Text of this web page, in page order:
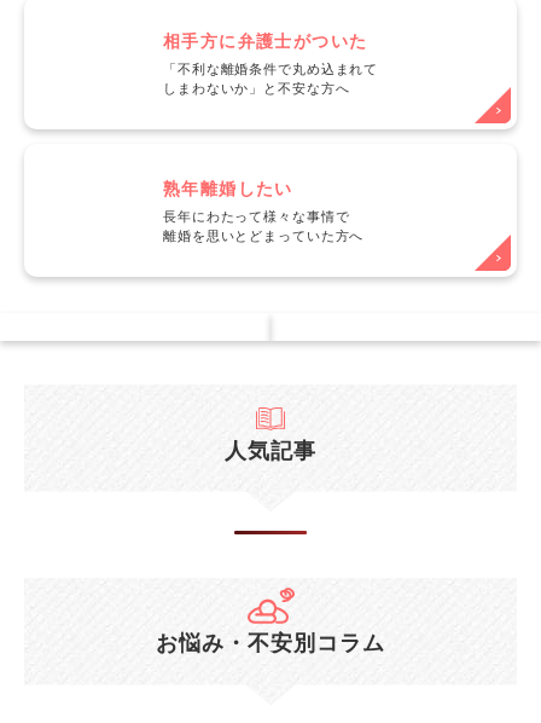
相手方に弁護士がついた
「不利な離婚条件で丸め込まれて
しまわないか」と不安な方へ
熟年離婚したい
長年にわたって様々な事情で
離婚を思いとどまっていた方へ
人気記事
お悩み・不安別コラム